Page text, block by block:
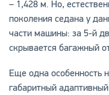
– 1,428 м. Но,
поколения седана у
части машины: за 5-й
скрывается багажный
Еще одна особенность
габаритный